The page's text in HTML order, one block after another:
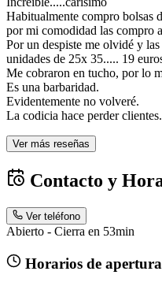
Habitualmente compro bolsas
por mi comodidad las compro
Por un despiste me olvidé y
unidades de 25x 35..... 19
Me cobraron en tucho, por lo
Es una barbaridad.
Evidentemente no volveré.
La codicia hace perder clientes.
Ver más reseñas
Contacto y
Ver teléfono
Abierto - Cierra en 53min
Horarios de apertura